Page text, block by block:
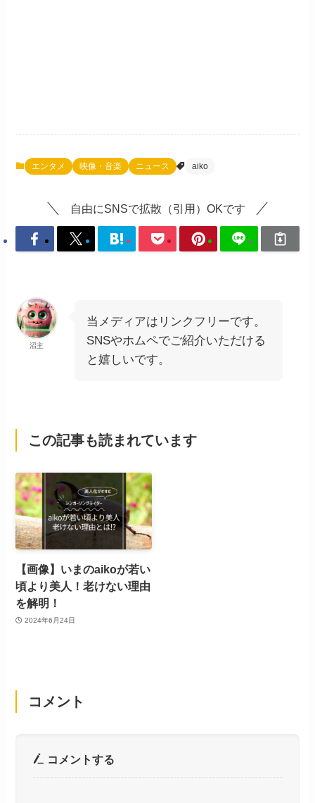
エンタメ 映像・音楽 ニュース aiko
自由にSNSで拡散（引用）OKです
沼主
当メディアはリンクフリーです。
SNSやホムペでご紹介いただける
と嬉しいです。
この記事も読まれています
【画像】いまのaikoが若い
頃より美人！老けない理由
を解明！
2024年6月24日
コメント
コメントする